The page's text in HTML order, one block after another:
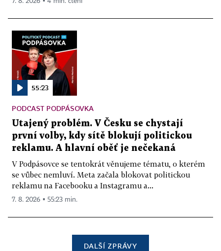
55:23
PODCAST PODPÁSOVKA
Utajený problém. V Česku se chystají
první volby, kdy sítě blokují politickou
reklamu. A hlavní oběť je nečekaná
V Podpásovce se tentokrát věnujeme tématu, o kterém
se vůbec nemluví. Meta začala blokovat politickou
reklamu na Facebooku a Instagramu a...
7. 8. 2026 ▪ 55:23 min.
DALŠÍ ZPRÁVY